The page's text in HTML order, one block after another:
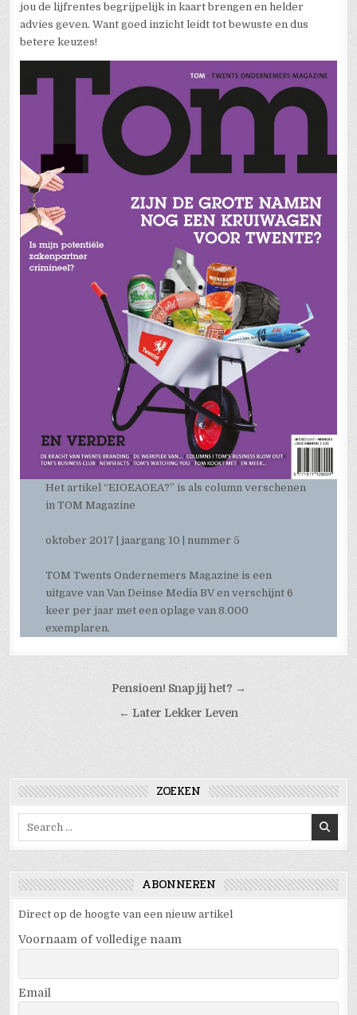
jou de lijfrentes begrijpelijk in kaart brengen en helder
advies geven. Want goed inzicht leidt tot bewuste en dus
betere keuzes!
Het artikel “EIOEAOEA?” is als column verschenen
in TOM Magazine
oktober 2017 | jaargang 10 | nummer 5
TOM Twents Ondernemers Magazine is een
uitgave van Van Deinse Media BV en verschijnt 6
keer per jaar met een oplage van 8.000
exemplaren.
Pensioen! Snap jij het? →
← Later Lekker Leven
ZOEKEN
ABONNEREN
Direct op de hoogte van een nieuw artikel
Voornaam of volledige naam
Email